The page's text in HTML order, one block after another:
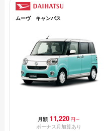
ムーヴ キャンバス
月額 11,220 円～
ボーナス月加算あり